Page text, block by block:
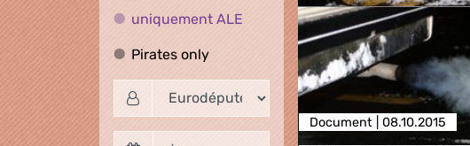
uniquement ALE uniquement ALE
Pirates onlyPirates only
Document | 08.10.2015